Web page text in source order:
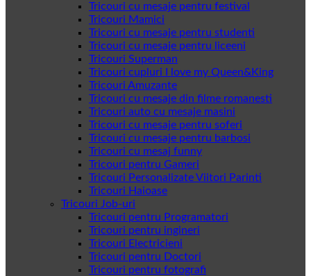
Tricouri cu mesaje pentru festival
Tricouri Mamici
Tricouri cu mesaje pentru studenti
Tricouri cu mesaje pentru liceeni
Tricouri Superman
Tricouri cupluri I love my Queen&King
Tricouri Amuzante
Tricouri cu mesaje din filme romanesti
Tricouri auto cu mesaje masini
Tricouri cu mesaje pentru soferi
Tricouri cu mesaje pentru barbosi
Tricouri cu mesaj funny
Tricouri pentru Gameri
Tricouri Personalizate Viitori Parinti
Tricouri Haioase
Tricouri Job-uri
Tricouri pentru Programatori
Tricouri pentru ingineri
Tricouri Electricieni
Tricouri pentru Doctori
Tricouri pentru fotografi